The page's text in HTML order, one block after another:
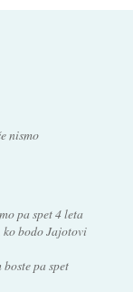
nismo
pa spet 4 leta
ko bodo Jajotovi
boste pa spet